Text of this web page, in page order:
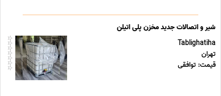
شیر و اتصالات جدید مخزن پلی اتیلن
Tablighatiha
تهران
قیمت: توافقی